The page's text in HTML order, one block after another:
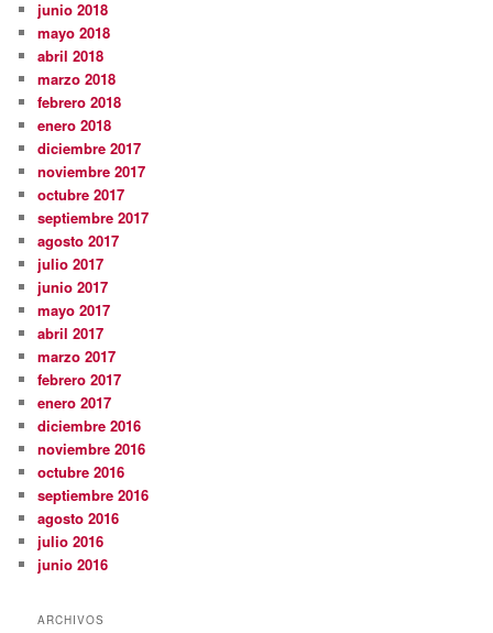
junio 2018
mayo 2018
abril 2018
marzo 2018
febrero 2018
enero 2018
diciembre 2017
noviembre 2017
octubre 2017
septiembre 2017
agosto 2017
julio 2017
junio 2017
mayo 2017
abril 2017
marzo 2017
febrero 2017
enero 2017
diciembre 2016
noviembre 2016
octubre 2016
septiembre 2016
agosto 2016
julio 2016
junio 2016
ARCHIVOS